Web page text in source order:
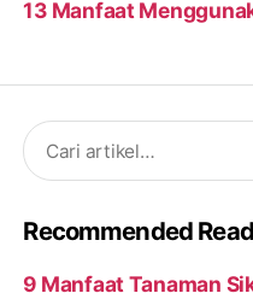
13 Manfaat
Search
for:
Recommended Read
9 Manfaat Tanaman